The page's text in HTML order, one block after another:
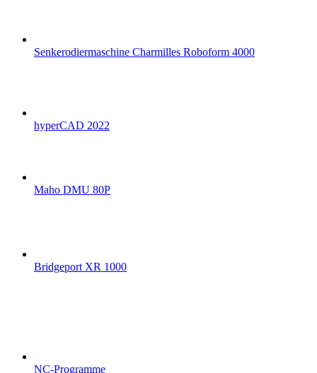
Senkerodiermaschine Charmilles Roboform 4000
hyperCAD 2022
Maho DMU 80P
Bridgeport XR 1000
NC-Programme